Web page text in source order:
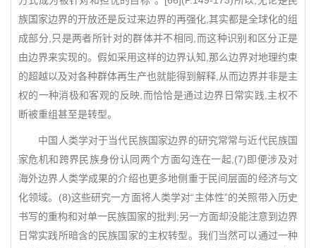
族国家边界的开放还是反过来边界的再强化,其实都是全球化的组
成部分,只是两者所针对的群体并不相同,而这种识别和区分正是
由边界来实现的。假如采用这样的边界认知,那么边界对地理约束
的超越以及对各种群体再生产也就能得到解释,从而边界并非是主
权的一种消极和客观的反映,而恰恰是通过边界日常实践,主权不
断被重组甚至是转型。
中国人类学对于当代民族国家边界的研究常常与近代民族国
家危机和跨界民族身份认同两个方面勾连在一起,(7)即便涉及对
海外边界人类学成果的介绍也更多地侧重于民间层面的经济与文
化领域。(8)这些研究一方面将人类学对“主体性”的关照带入历史
书写的重构和对单一民族国家的批判;另一方面却没能注意到边界
日常实践所暗含的民族国家的主权转型。我们当然可以通过一种